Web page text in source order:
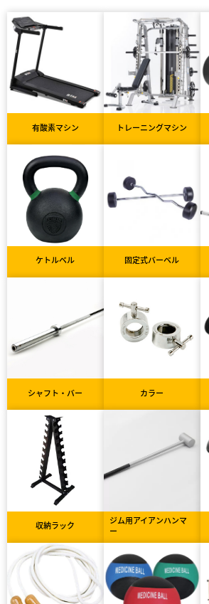
有酸素マシン トレーニングマシン
ケトルベル 固定式バーベル
シャフト・バー カラー
収納ラック
ジム用アイアンハンマ
ー